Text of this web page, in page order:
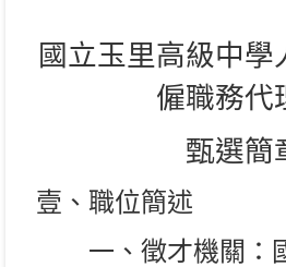
國立玉里高級中學
僱職務代
甄選簡
壹、職位簡述
一、徵才機關：